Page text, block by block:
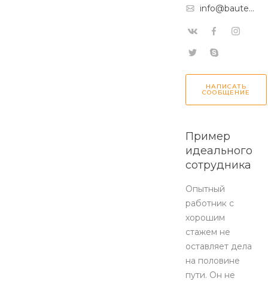
info@bauteh
НАПИСАТЬ
СООБЩЕНИЕ
Пример
идеального
сотрудника
Опытный
работник с
хорошим
стажем не
оставляет дела
на половине
пути. Он не